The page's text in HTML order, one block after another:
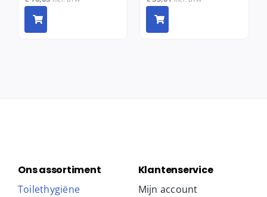
Ons assortiment
Toilethygiëne
Klantenservice
Mijn account